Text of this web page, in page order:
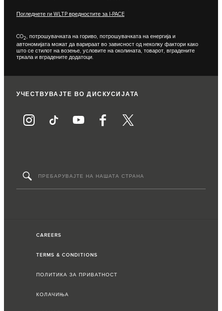
Погледнете ги WLTP вредностите за I-PACE
CO2
, потрошувачката на гориво, потрошувачката на енергија и
автономијата можат да варираат во зависност од неколку фактори како
што се стилот на возење, условите на околината, товарот, вградените
тркала и вградените додатоци.
УЧЕСТВУВАЈТЕ ВО ДИСКУСИЈАТА
CAREERS
TERMS & CONDITIONS
ПОЛИТИКА ЗА ПРИВАТНОСТ
КОЛАЧИЊА